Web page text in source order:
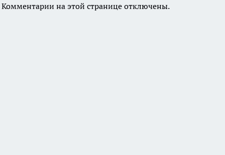
Комментарии на этой странице отключены.